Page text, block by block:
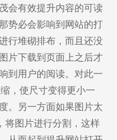
会有效提升内容的可读
势必会影响到网站的打
行堆砌排布，而且还没
片下载到页面上之后才
到用户的阅读。对此一
，使尺寸变得更小一
。另一方面如果图片太
将图片进行分割，这样